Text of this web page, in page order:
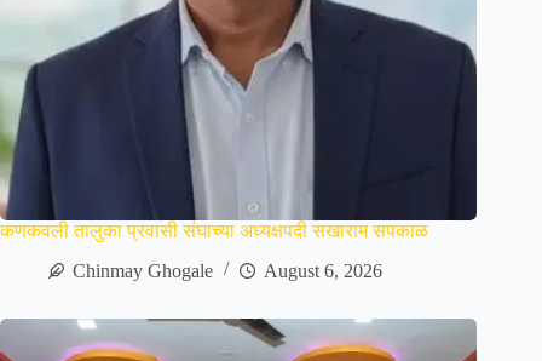
कणकवली तालुका प्रवासी संघाच्या अध्यक्षपदी सखाराम सपकाळ
Chinmay Ghogale
August 6, 2026